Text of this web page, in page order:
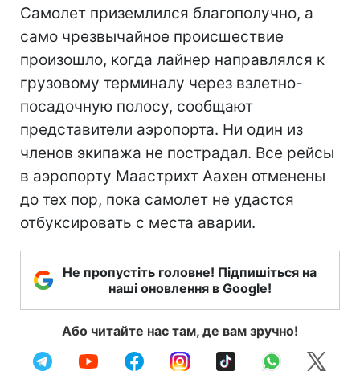
Самолет приземлился благополучно, а
само чрезвычайное происшествие
произошло, когда лайнер направлялся к
грузовому терминалу через взлетно-
посадочную полосу, сообщают
представители аэропорта. Ни один из
членов экипажа не пострадал. Все рейсы
в аэропорту Маастрихт Аахен отменены
до тех пор, пока самолет не удастся
отбуксировать с места аварии.
Не пропустіть головне! Підпишіться на
наші оновлення в Google!
Або читайте нас там, де вам зручно!